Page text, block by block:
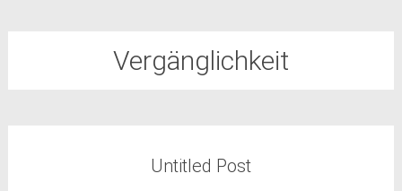
Vergänglichkeit
Untitled Post